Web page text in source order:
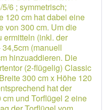
6 ; symmetrisch;
120 cm hat dabei eine
von 300 cm. Um die
ermitteln (inkl. der
(manuell
hinzuaddieren. Die
(2-flügelig) Classic
300 cm x Höhe 120
hat der
und Torflügel 2 eine